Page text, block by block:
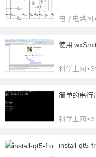
电子电路图 •
使用
科学上网 •
简单的串行
科学上网 •
install-qt5-